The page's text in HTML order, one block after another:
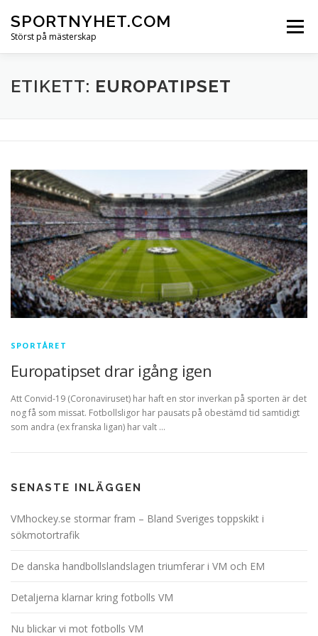
innehåll
SPORTNYHET.COM
Störst på mästerskap
Meny
ETIKETT: EUROPATIPSET
SPORTÅRET
Europatipset drar igång igen
Att Convid-19 (Coronaviruset) har haft en stor inverkan på sporten är det
nog få som missat. Fotbollsligor har pausats på obestämd tid samtidigt
som andra (ex franska ligan) har valt …
SENASTE INLÄGGEN
VMhockey.se stormar fram – Bland Sveriges toppskikt i
sökmotortrafik
De danska handbollslandslagen triumferar i VM och EM
Detaljerna klarnar kring fotbolls VM
Nu blickar vi mot fotbolls VM